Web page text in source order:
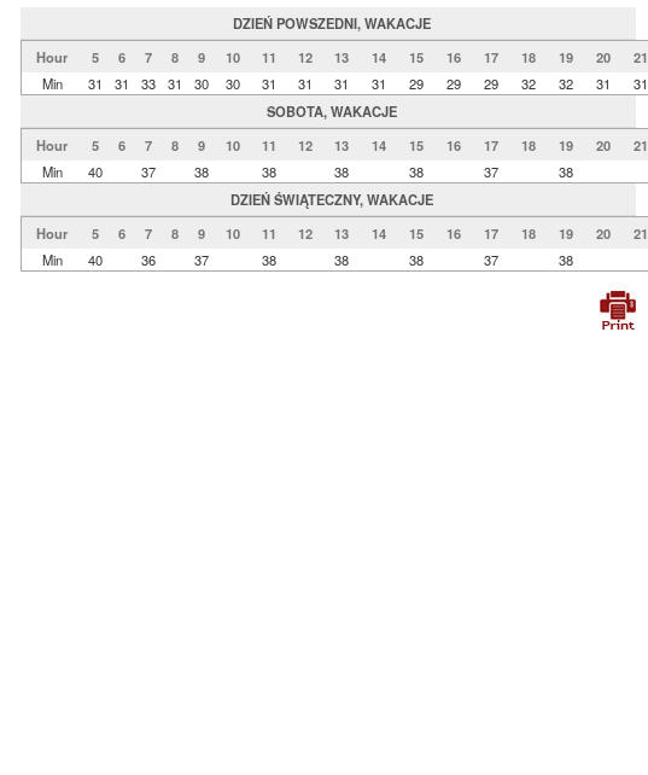
DZIEŃ POWSZEDNI, WAKACJE
Hour
5 6 7 8 9 10 11 12 13 14 15 16 17 18 19 20
21
Min
31 31 33 31 30 30 31 31 31 31 29 29 29 32 32 31
31
SOBOTA, WAKACJE
Hour
5 6 7 8 9 10 11 12 13 14 15 16 17 18 19 20
21
Min
40 37 38 38 38 38 37
38
DZIEŃ ŚWIĄTECZNY, WAKACJE
Hour
5 6 7 8 9 10 11 12 13 14 15 16 17 18 19 20
21
Min
40 36 37 38 38 38 37 38